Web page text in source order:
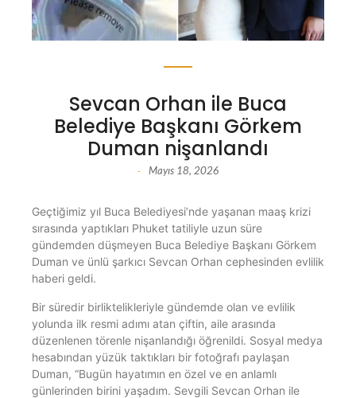
Sevcan Orhan ile Buca
Belediye Başkanı Görkem
Duman nişanlandı
- Mayıs 18, 2026
Geçtiğimiz yıl Buca Belediyesi’nde yaşanan maaş krizi
sırasında yaptıkları Phuket tatiliyle uzun süre
gündemden düşmeyen Buca Belediye Başkanı Görkem
Duman ve ünlü şarkıcı Sevcan Orhan cephesinden evlilik
haberi geldi.
Bir süredir birliktelikleriyle gündemde olan ve evlilik
yolunda ilk resmi adımı atan çiftin, aile arasında
düzenlenen törenle nişanlandığı öğrenildi. Sosyal medya
hesabından yüzük taktıkları bir fotoğrafı paylaşan
Duman, “Bugün hayatımın en özel ve en anlamlı
günlerinden birini yaşadım. Sevgili Sevcan Orhan ile